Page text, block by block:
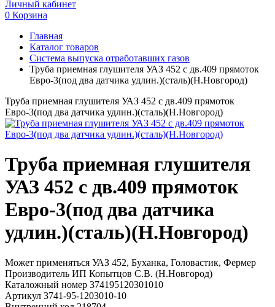
Личный кабинет
0 Корзина
Главная
Каталог товаров
Система выпуска отработавших газов
Труба приемная глушителя УАЗ 452 с дв.409 прямоток
Евро-3(под два датчика удлин.)(сталь)(Н.Новгород)
Труба приемная глушителя УАЗ 452 с дв.409 прямоток
Евро-3(под два датчика удлин.)(сталь)(Н.Новгород)
Труба приемная глушителя
УАЗ 452 с дв.409 прямоток
Евро-3(под два датчика
удлин.)(сталь)(Н.Новгород)
Может применяться УАЗ 452, Буханка, Головастик, Фермер
Производитель ИП Копытцов С.В. (Н.Новгород)
Каталожный номер 374195120301010
Артикул 3741-95-1203010-10